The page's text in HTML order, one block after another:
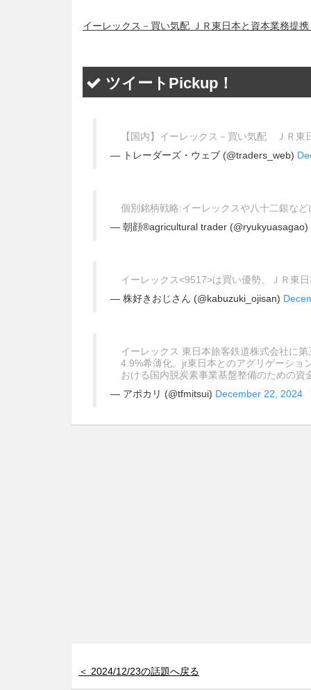
イーレックス－買い気配 ＪＲ東日本と資本業務提
ツイートPickup！
【国内】イーレックス－買い気配 ＪＲ東
— トレーダーズ・ウェブ (@traders_web)
個別銘柄戦略:イーレックスや八十二銀な
— 朝顔®︎agricultural trader (@ryukyuasagao)
イーレックス<9517>は買い優勢、ＪＲ東
— 株好きおじさん (@kabuzuki_ojisan)
イーレックス 東日本旅客鉄道株式会社に
4.9%希薄化。jr東日本とのアグリゲーショ
おける国内脱炭素事業基盤整備のための資
— アポカリ (@tfmitsui) December 22, 2024
＜ 2024/12/23の話題へ戻る